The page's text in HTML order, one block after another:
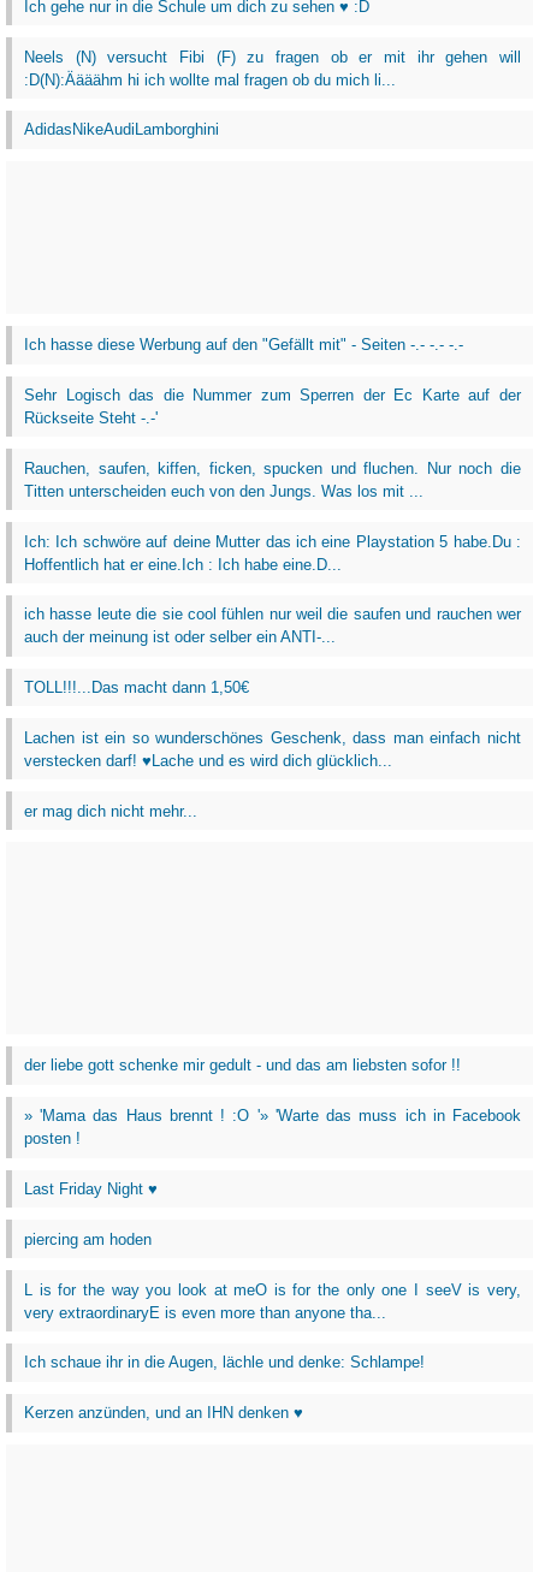
Ich gehe nur in die Schule um dich zu sehen ♥ :D
Neels (N) versucht Fibi (F) zu fragen ob er mit ihr gehen will
:D(N):Äääähm hi ich wollte mal fragen ob du mich li...
AdidasNikeAudiLamborghini
Ich hasse diese Werbung auf den "Gefällt mit" - Seiten -.- -.- -.-
Sehr Logisch das die Nummer zum Sperren der Ec Karte auf der
Rückseite Steht -.-'
Rauchen, saufen, kiffen, ficken, spucken und fluchen. Nur noch die
Titten unterscheiden euch von den Jungs. Was los mit ...
Ich: Ich schwöre auf deine Mutter das ich eine Playstation 5 habe.Du :
Hoffentlich hat er eine.Ich : Ich habe eine.D...
ich hasse leute die sie cool fühlen nur weil die saufen und rauchen wer
auch der meinung ist oder selber ein ANTI-...
TOLL!!!...Das macht dann 1,50€
Lachen ist ein so wunderschönes Geschenk, dass man einfach nicht
verstecken darf! ♥Lache und es wird dich glücklich...
er mag dich nicht mehr...
der liebe gott schenke mir gedult - und das am liebsten sofor !!
» 'Mama das Haus brennt ! :O '» 'Warte das muss ich in Facebook
posten !
Last Friday Night ♥
piercing am hoden
L is for the way you look at meO is for the only one I seeV is very,
very extraordinaryE is even more than anyone tha...
Ich schaue ihr in die Augen, lächle und denke: Schlampe!
Kerzen anzünden, und an IHN denken ♥